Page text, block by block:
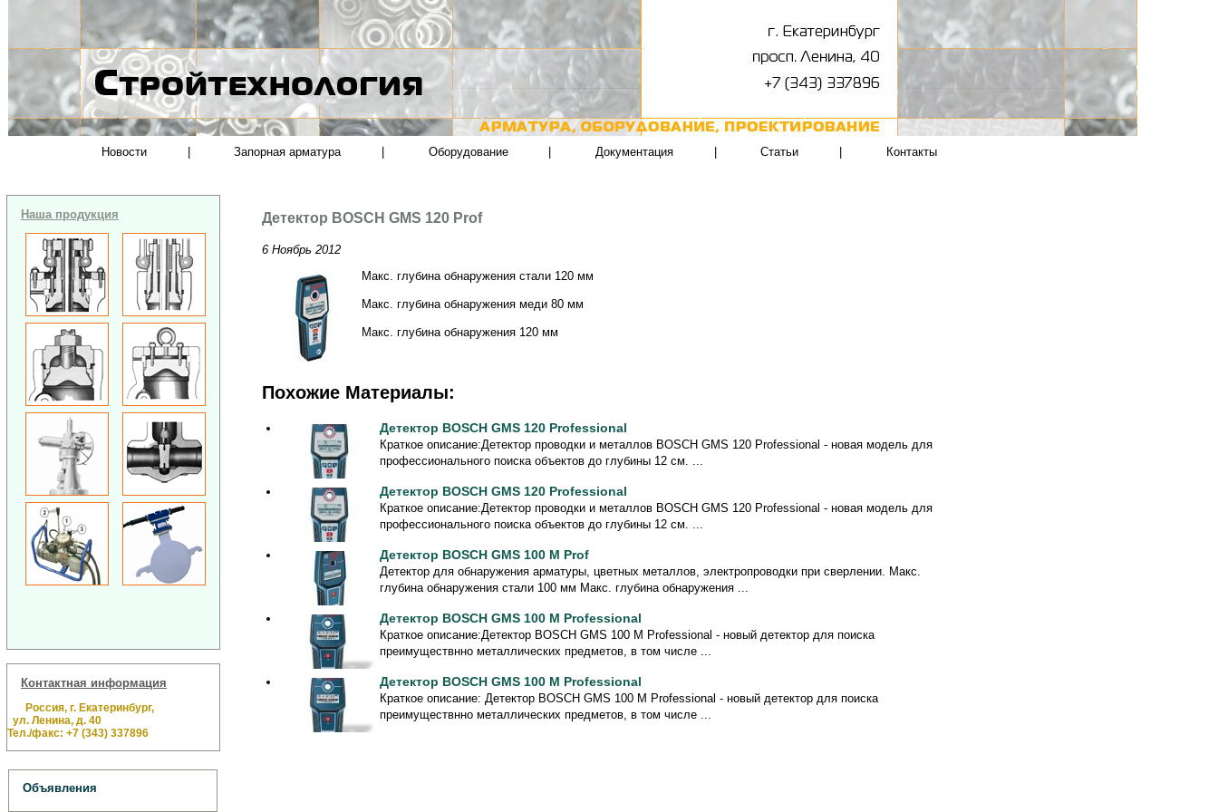
Новости Запорная арматура Оборудование Документация Статьи Контакты
Наша продукция
Контактная информация
Россия, г. Екатеринбург,
ул. Ленина, д. 40
Тел./факс: +7 (343) 337896
Объявления
Детектор BOSCH GMS 120 Prof
6 Ноябрь 2012
Макс. глубина обнаружения стали 120 мм
Макс. глубина обнаружения меди 80 мм
Макс. глубина обнаружения 120 мм
Похожие Материалы:
Детектор BOSCH GMS 120 Professional
Краткое описание:Детектор проводки и металлов BOSCH GMS 120 Professional - новая модель для
профессионального поиска объектов до глубины 12 см. ...
Детектор BOSCH GMS 120 Professional
Краткое описание:Детектор проводки и металлов BOSCH GMS 120 Professional - новая модель для
профессионального поиска объектов до глубины 12 см. ...
Детектор BOSCH GMS 100 M Prof
Детектор для обнаружения арматуры, цветных металлов, электропроводки при сверлении. Макс.
глубина обнаружения стали 100 мм Макс. глубина обнаружения ...
Детектор BOSCH GMS 100 M Professional
Краткое описание:Детектор BOSCH GMS 100 M Professional - новый детектор для поиска
преимуществнно металлических предметов, в том числе ...
Детектор BOSCH GMS 100 M Professional
Краткое описание: Детектор BOSCH GMS 100 M Professional - новый детектор для поиска
преимуществнно металлических предметов, в том числе ...